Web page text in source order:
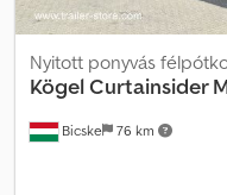
Bicske 76 km
Nyitott ponyvás
KögelCurtainsider